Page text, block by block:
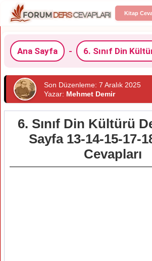
Kitap
Ana Sayfa - 6. Sınıf Din
Son Düzenleme: 7 Aralık 2025
Yazar: Mehmet Demir
6. Sınıf Din Kültürü
Sayfa 13-14-15-17-
Cevapları